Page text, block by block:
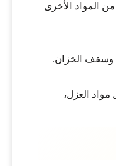
المواد الأخرى
وسقف الخزان.
العزل،